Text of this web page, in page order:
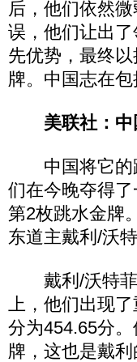
后，他们依然
误，他们让出
先优势，最终
牌。中国志在包
美联社：
中国将它的
们在今晚夺得
第2枚跳水金牌
东道主戴利/沃
戴利/沃特菲
上，他们出现
分为454.65分
牌，这也是戴